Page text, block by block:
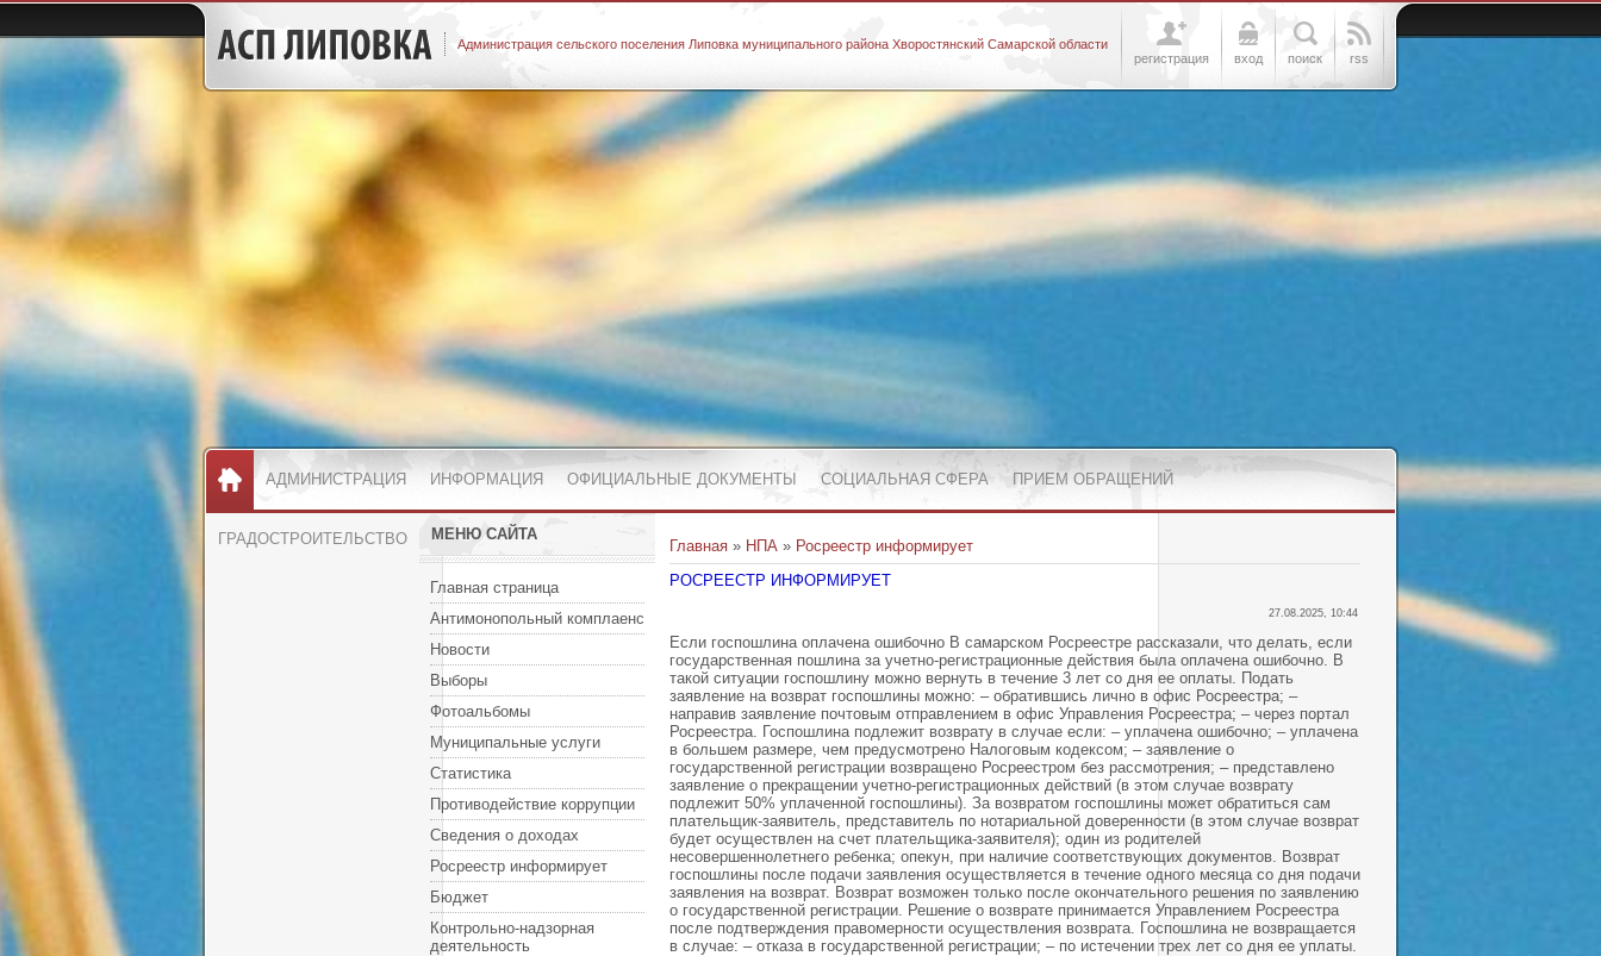
Администрация сельского поселения Липовка муниципального района Хворостянский Самарской области
регистрация
вход поиск rss
АДМИНИСТРАЦИЯ ИНФОРМАЦИЯ ОФИЦИАЛЬНЫЕ ДОКУМЕНТЫ СОЦИАЛЬНАЯ СФЕРА ПРИЕМ ОБРАЩЕНИЙ
ГРАДОСТРОИТЕЛЬСТВО МЕНЮ САЙТА
Главная страница
Антимонопольный комплаенс
Новости
Выборы
Фотоальбомы
Муниципальные услуги
Статистика
Противодействие коррупции
Сведения о доходах
Росреестр информирует
Бюджет
Контрольно-надзорная
деятельность
Главная » НПА » Росреестр информирует
РОСРЕЕСТР ИНФОРМИРУЕТ
27.08.2025, 10:44
Если госпошлина оплачена ошибочно В самарском Росреестре рассказали, что делать, если
государственная пошлина за учетно-регистрационные действия была оплачена ошибочно. В
такой ситуации госпошлину можно вернуть в течение 3 лет со дня ее оплаты. Подать
заявление на возврат госпошлины можно: – обратившись лично в офис Росреестра; –
направив заявление почтовым отправлением в офис Управления Росреестра; – через портал
Росреестра. Госпошлина подлежит возврату в случае если: – уплачена ошибочно; – уплачена
в большем размере, чем предусмотрено Налоговым кодексом; – заявление о
государственной регистрации возвращено Росреестром без рассмотрения; – представлено
заявление о прекращении учетно-регистрационных действий (в этом случае возврату
подлежит 50% уплаченной госпошлины). За возвратом госпошлины может обратиться сам
плательщик-заявитель, представитель по нотариальной доверенности (в этом случае возврат
будет осуществлен на счет плательщика-заявителя); один из родителей
несовершеннолетнего ребенка; опекун, при наличие соответствующих документов. Возврат
госпошлины после подачи заявления осуществляется в течение одного месяца со дня подачи
заявления на возврат. Возврат возможен только после окончательного решения по заявлению
о государственной регистрации. Решение о возврате принимается Управлением Росреестра
после подтверждения правомерности осуществления возврата. Госпошлина не возвращается
в случае: – отказа в государственной регистрации; – по истечении трех лет со дня ее уплаты.